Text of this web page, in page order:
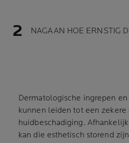
NAGAAN HOE ERNSTIG
Dermatologische ingrepen
kunnen leiden tot een zekere
huidbeschadiging.
kan die esthetisch storend